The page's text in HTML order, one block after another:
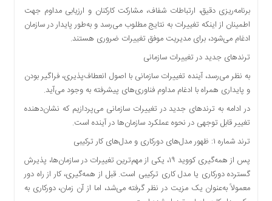
برنامه‌ریزی دقیق، ارتباطات شفاف، مشارکت کارکنان و ارزیابی مداوم جهت
اطمینان از اینکه تغییرات به نتایج مطلوب می‌رسد و به‌طور پایدار در سازمان
ادغام می‌شود، برای مدیریت موفق تغییرات ضروری هستند.
ترندهای جدید در تغییرات سازمانی
به نظر می‌رسد، آینده تغییرات سازمانی با اصول انعطاف‌پذیری، فراگیر بودن
و پایداری همراه با ادغام مداوم فناوری‌های پیشرفته به وجود می‌آید.
در ادامه به ترندهای جدید در تغییرات سازمانی می‌پردازیم که نشان‌دهنده
تغییر قابل توجهی در نحوه عملکرد سازمان‌ها در آینده است.
ترند شماره ۱: ظهور مدل‌های دورکاری و مدل‌های کار ترکیبی
پس از همه‌گیری کووید ۱۹، یکی از مهم‌ترین تغییرات در سازمان‌ها، پذیرش
گسترده دورکاری یا مدل‌ کاری ترکیبی است. قبل از همه‌گیری، کار از راه دور
معمولاً به‌عنوان یک مزیت در نظر گرفته می‌شد، اما از آن زمان، دورکاری به